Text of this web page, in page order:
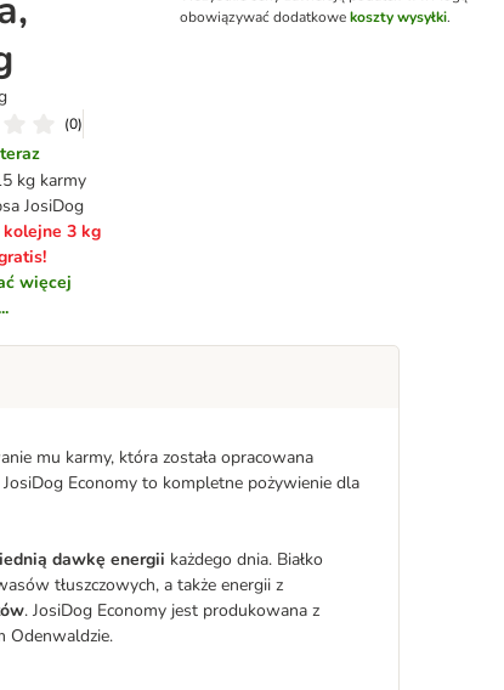
(0)
kg karmy
JosiDog
kolejne 3 kg
więcej
obowiązywać dodatkowekoszty wysyłki.
mu karmy, która została opracowana
Economy to kompletne pożywienie dla
dawkę energii każdego dnia. Białko
tłuszczowych, a także energii z
. JosiDog Economy jest produkowana z
Odenwaldzie.